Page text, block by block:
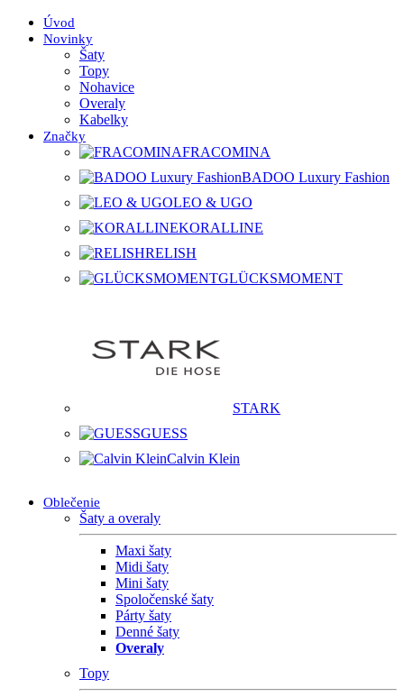
Úvod
Novinky
Šaty
Topy
Nohavice
Overaly
Kabelky
Značky
FRACOMINA
BADOO Luxury Fashion
LEO & UGO
KORALLINE
RELISH
GLÜCKSMOMENT
STARK
GUESS
Calvin Klein
Oblečenie
Šaty a overaly
Maxi šaty
Midi šaty
Mini šaty
Spoločenské šaty
Párty šaty
Denné šaty
Overaly
Topy